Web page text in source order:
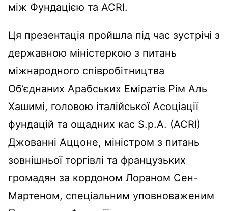
між Фундацією та ACRI.
Ця презентація пройшла під час зустрічі з
державною міністеркою з питань
міжнародного співробітництва
Об’єднаних Арабських Еміратів Рім Аль
Хашимі, головою італійської Асоціації
фундацій та ощадних кас S.p.A. (ACRI)
Джованні Аццоне, міністром з питань
зовнішньої торгівлі та французьких
громадян за кордоном Лораном Сен-
Мартеном, спеціальним уповноваженим